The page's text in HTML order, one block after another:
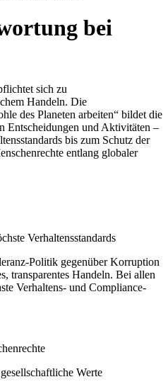
bei
sich zu
Handeln. Die
des Planeten arbeiten“ bildet die
Entscheidungen und Aktivitäten –
bis zum Schutz der
entlang globaler
Verhaltensstandards
Politik gegenüber Korruption
transparentes Handeln. Bei allen
Verhaltens- und Compliance-
Werte